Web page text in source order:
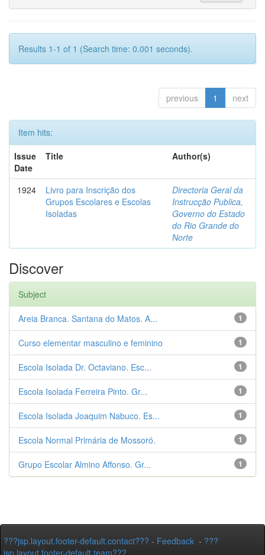
Results 1-1 of 1 (Search time: 0.001 seconds).
previous 1 next
Item hits:
Issue
Date
Title Author(s)
1924
Livro para Inscrição dos
Grupos Escolares e Escolas
Isoladas
Directoria Geral da
Instrucção Publica,
Governo do Estado
do Rio Grande do
Norte
Discover
Subject
1
Areia Branca. Santana do Matos. A...
1
Curso elementar masculino e feminino
1
Escola Isolada Dr. Octaviano. Esc...
1
Escola Isolada Ferreira Pinto. Gr...
1
Escola Isolada Joaquim Nabuco. Es...
1
Escola Normal Primária de Mossoró.
1
Grupo Escolar Almino Affonso. Gr...
???jsp.layout.footer-default.contact??? - Feedback - ???
jsp.layout.footer-default.team???